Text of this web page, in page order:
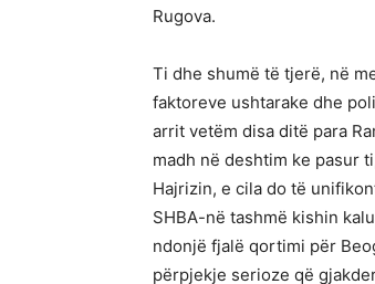
Rugova.
Ti dhe shumë të tjerë, në
faktoreve ushtarake dhe
arrit vetëm disa ditë para
madh në deshtim ke pasur
Hajrizin, e cila do të
SHBA-në tashmë kishin
ndonjë fjalë qortimi për
përpjekje serioze që